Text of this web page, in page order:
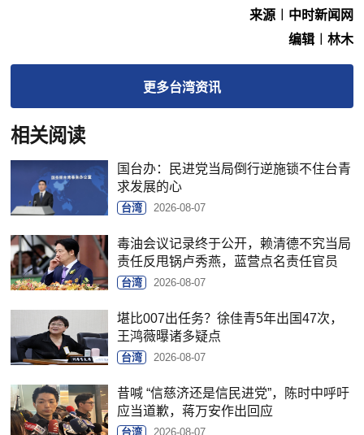
来源︱中时新闻网
编辑︱林木
更多台湾资讯
相关阅读
国台办：民进党当局倒行逆施锁不住台青
求发展的心
台湾 2026-08-07
毒油会议记录终于公开，赖清德不究当局
责任反甩锅卢秀燕，蓝营点名责任官员
台湾 2026-08-07
堪比007出任务？徐佳青5年出国47次，
王鸿薇曝诸多疑点
台湾 2026-08-07
昔喊 “信慈济还是信民进党”，陈时中呼吁
应当道歉，蒋万安作出回应
台湾 2026-08-07